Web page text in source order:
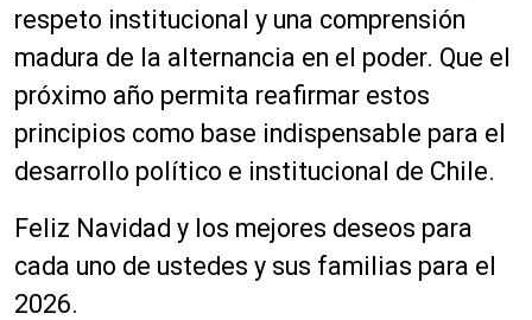
respeto institucional y una comprensión
madura de la alternancia en el poder. Que el
próximo año permita reafirmar estos
principios como base indispensable para el
desarrollo político e institucional de Chile.
Feliz Navidad y los mejores deseos para
cada uno de ustedes y sus familias para el
2026.